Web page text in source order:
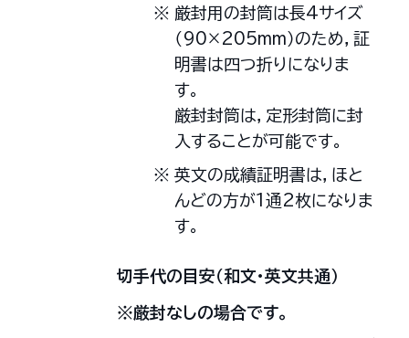
厳封用の封筒は長4サイズ
（90×205mm）のため，証
明書は四つ折りになりま
す。
厳封封筒は，定形封筒に封
入することが可能です。
英文の成績証明書は，ほと
んどの方が1通2枚になりま
す。
切手代の目安（和文・英文共通）
※厳封なしの場合です。